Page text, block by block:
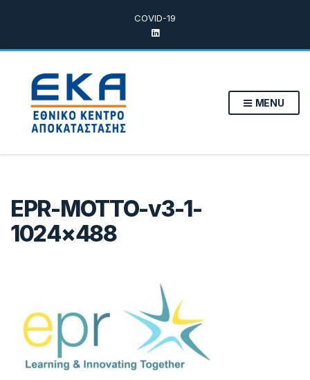
COVID-19
MENU
EPR-MOTTO-v3-1-
1024×488